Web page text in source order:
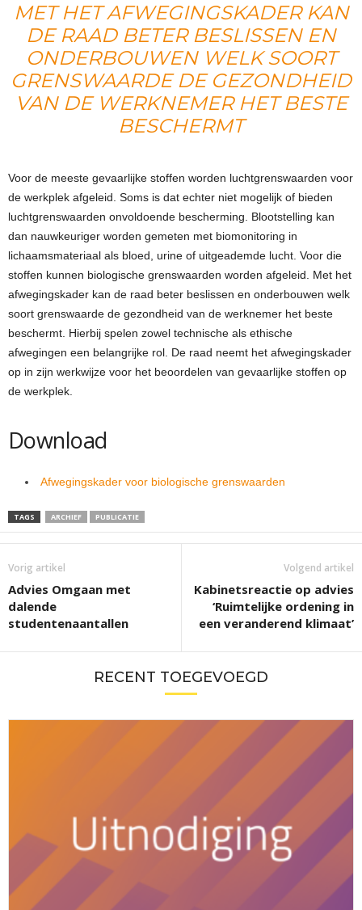
MET HET AFWEGINGSKADER KAN
DE RAAD BETER BESLISSEN EN
ONDERBOUWEN WELK SOORT
GRENSWAARDE DE GEZONDHEID
VAN DE WERKNEMER HET BESTE
BESCHERMT
Voor de meeste gevaarlijke stoffen worden luchtgrenswaarden voor
de werkplek afgeleid. Soms is dat echter niet mogelijk of bieden
luchtgrenswaarden onvoldoende bescherming. Blootstelling kan
dan nauwkeuriger worden gemeten met biomonitoring in
lichaamsmateriaal als bloed, urine of uitgeademde lucht. Voor die
stoffen kunnen biologische grenswaarden worden afgeleid. Met het
afwegingskader kan de raad beter beslissen en onderbouwen welk
soort grenswaarde de gezondheid van de werknemer het beste
beschermt. Hierbij spelen zowel technische als ethische
afwegingen een belangrijke rol. De raad neemt het afwegingskader
op in zijn werkwijze voor het beoordelen van gevaarlijke stoffen op
de werkplek.
Download
Afwegingskader voor biologische grenswaarden
TAGS ARCHIEF PUBLICATIE
Vorig artikel
Advies Omgaan met
dalende
studentenaantallen
Volgend artikel
Kabinetsreactie op advies
‘Ruimtelijke ordening in
een veranderend klimaat’
RECENT TOEGEVOEGD